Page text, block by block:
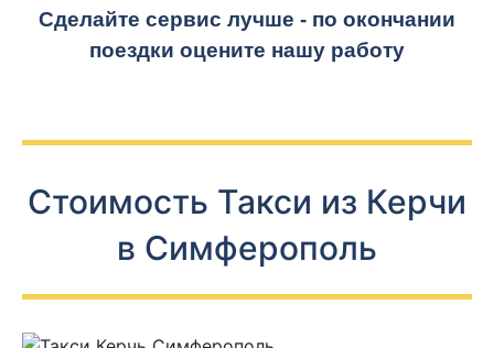
Сделайте сервис лучше - по окончании
поездки оцените нашу работу
Стоимость Такси из Керчи
в Симферополь